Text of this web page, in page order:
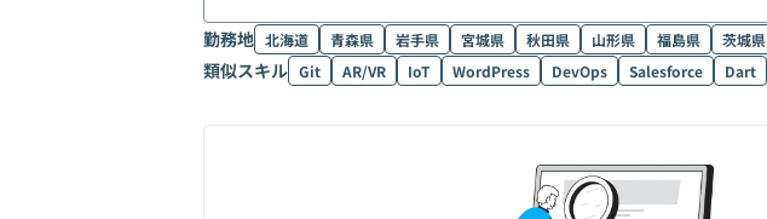
勤務地 北海道 青森県 岩手県 宮城県 秋田県 山形県 福島県 茨城県
類似スキル Git AR/VR IoT WordPress DevOps Salesforce Dart